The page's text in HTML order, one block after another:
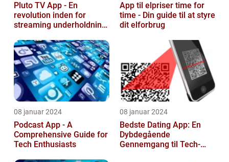
Pluto TV App - En
revolution inden for
streaming underholdning
App til elpriser time for
time - Din guide til at styre
dit elforbrug
08 januar 2024
Podcast App - A
Comprehensive Guide for
Tech Enthusiasts
08 januar 2024
Bedste Dating App: En
Dybdegående
Gennemgang til Tech-